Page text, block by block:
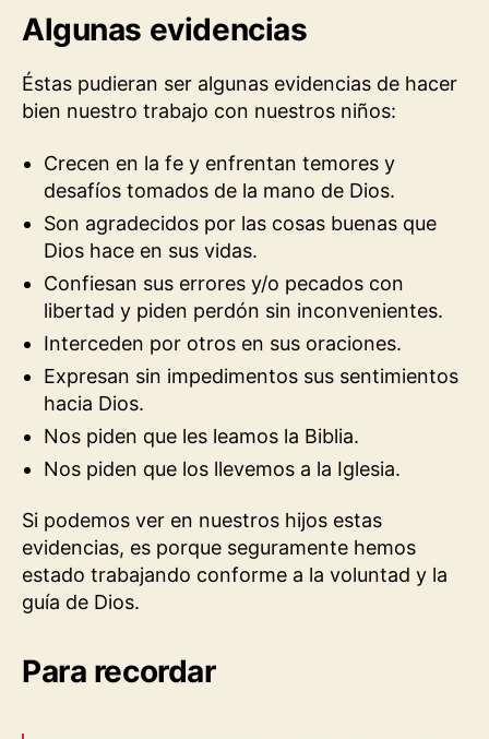
Algunas evidencias
Éstas pudieran ser algunas evidencias de hacer
bien nuestro trabajo con nuestros niños:
Crecen en la fe y enfrentan temores y
desafíos tomados de la mano de Dios.
Son agradecidos por las cosas buenas que
Dios hace en sus vidas.
Confiesan sus errores y/o pecados con
libertad y piden perdón sin inconvenientes.
Interceden por otros en sus oraciones.
Expresan sin impedimentos sus sentimientos
hacia Dios.
Nos piden que les leamos la Biblia.
Nos piden que los llevemos a la Iglesia.
Si podemos ver en nuestros hijos estas
evidencias, es porque seguramente hemos
estado trabajando conforme a la voluntad y la
guía de Dios.
Para recordar